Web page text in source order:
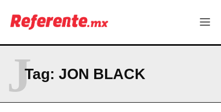
Company
ABOUT
CONTACT
PRIVACY POLICY
NEWSLETTER
Tag: JON BLACK
J